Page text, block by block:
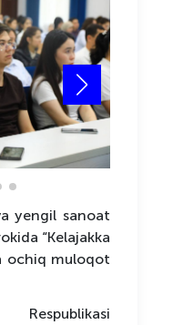
yengil sanoat
“Kelajakka
ochiq muloqot
Respublikasi